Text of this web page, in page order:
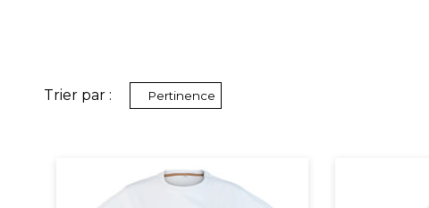
Trier par :